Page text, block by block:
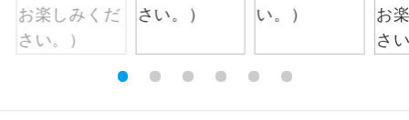
お部屋食
お部屋にてゆっくりとお召し上がりいた
だけます。
トラベルイヤ
周りの音を気にせず、ガイドさんの説明